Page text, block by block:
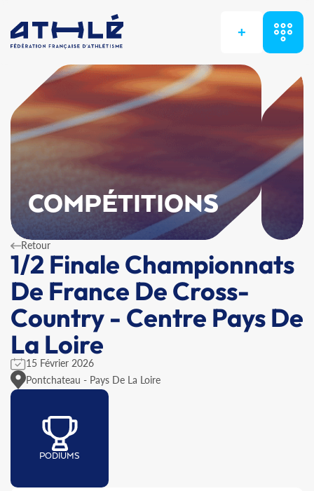
+
COMPÉTITIONS
Retour
1/2 Finale Championnats
De France De Cross-
Country - Centre Pays De
La Loire
15 Février 2026
Pontchateau - Pays De La Loire
PODIUMS